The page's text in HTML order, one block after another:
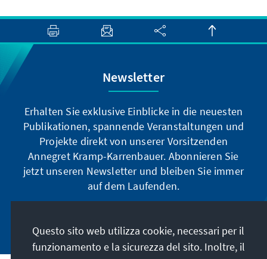
Newsletter
Erhalten Sie exklusive Einblicke in die neuesten
Publikationen, spannende Veranstaltungen und
Projekte direkt von unserer Vorsitzenden
Annegret Kramp-Karrenbauer. Abonnieren Sie
jetzt unseren Newsletter und bleiben Sie immer
auf dem Laufenden.
Questo sito web utilizza cookie, necessari per il
funzionamento e la sicurezza del sito. Inoltre, il